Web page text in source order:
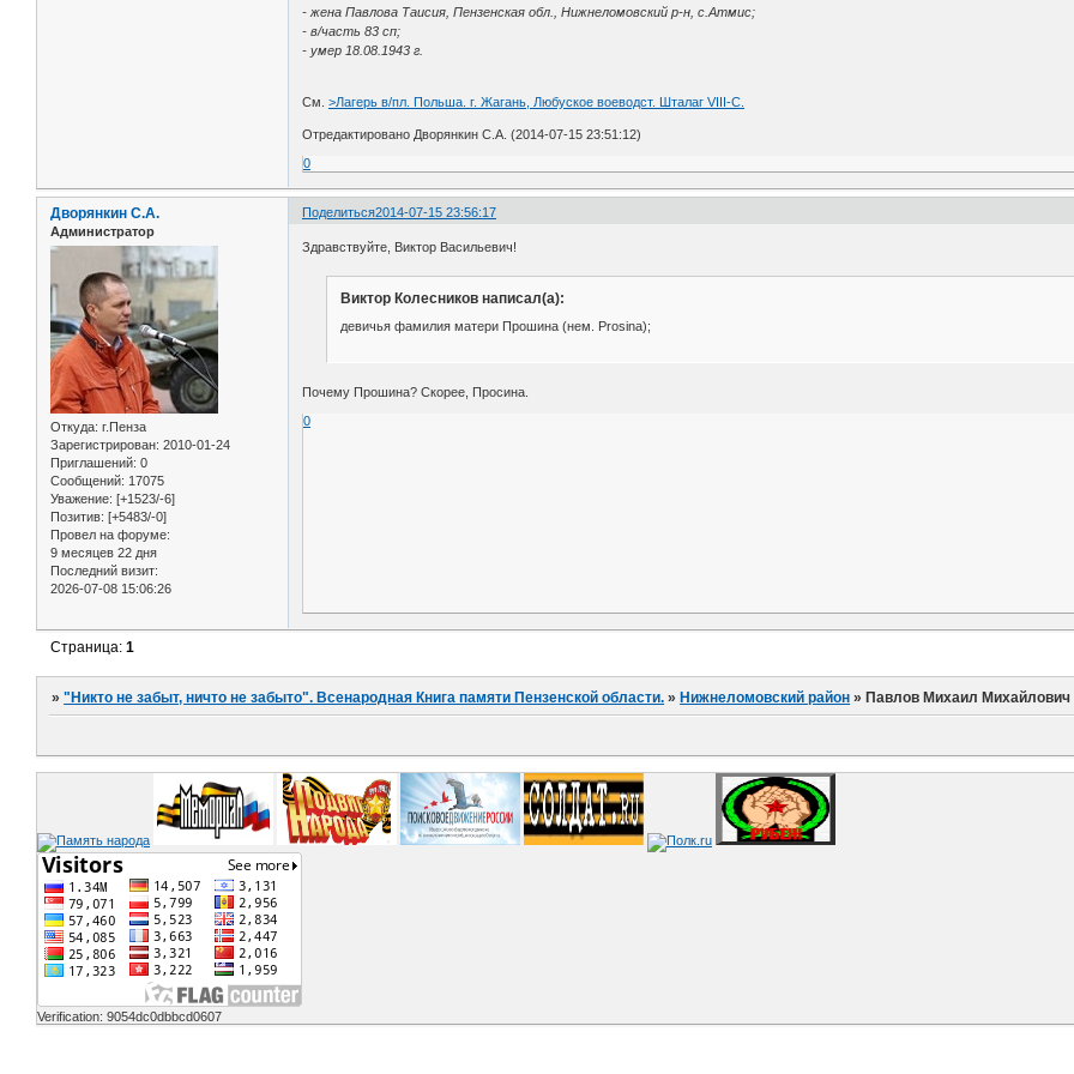
- жена Павлова Таисия, Пензенская обл., Нижнеломовский р-н, с.Атмис;
- в/часть 83 сп;
- умер 18.08.1943 г.
См.>Лагерь в/пл. Польша. г. Жагань, Любуское воеводст. Шталаг VIII-С.
Отредактировано Дворянкин С.А. (2014-07-15 23:51:12)
0
Поделиться2014-07-15 23:56:17
Дворянкин С.А.
Администратор
Откуда: г.Пенза
Зарегистрирован: 2010-01-24
Приглашений: 0
Сообщений: 17075
Уважение: [+1523/-6]
Позитив: [+5483/-0]
Провел на форуме:
9 месяцев 22 дня
Последний визит:
2026-07-08 15:06:26
Здравствуйте, Виктор Васильевич!
Виктор Колесников написал(а):
девичья фамилия матери Прошина (нем. Prosina);
Почему Прошина? Скорее, Просина.
0
Страница:1
»"Никто не забыт, ничто не забыто". Всенародная Книга памяти Пензенской области. »Нижнеломовский район »Павлов Михаил Михайлович
Verification: 9054dc0dbbcd0607